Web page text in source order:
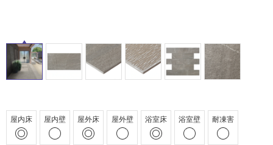
屋内床 屋内壁 屋外床 屋外壁 浴室床 浴室壁 耐凍害
外
床・
浴
駐
車